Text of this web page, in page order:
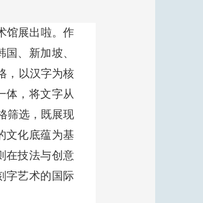
馆展出啦。作
、新加坡、
，以汉字为核
体，将文字从
筛选，既展现
文化底蕴为基
在技法与创意
字艺术的国际